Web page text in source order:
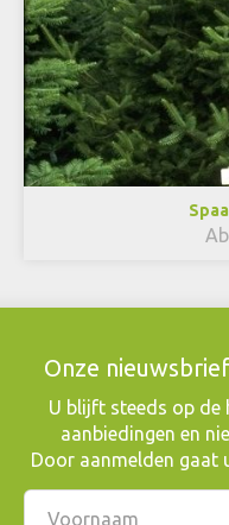
Onze
​U blijft steeds op de
aanbiedingen en
Door aanmelden gaat